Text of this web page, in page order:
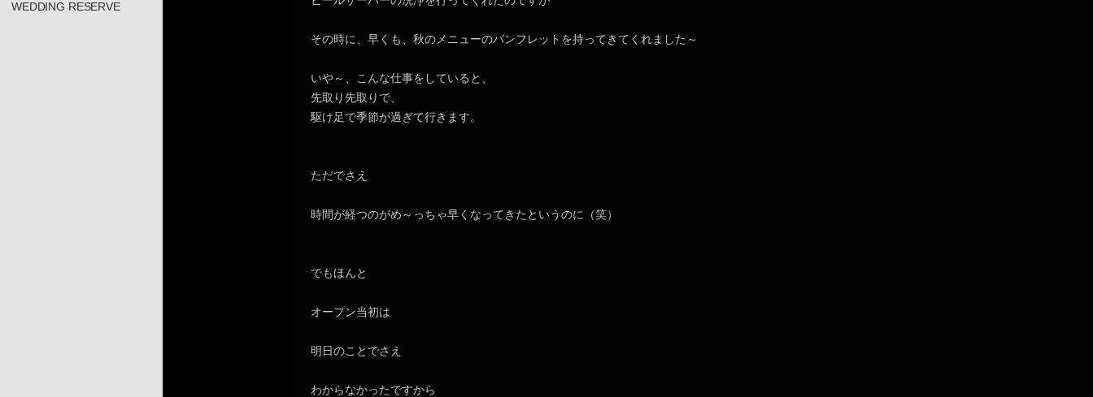
WEDDING RESERVE
その時に、早くも、秋のメニューのパンフレットを持ってきてくれました～
いや～、こんな仕事をしていると、
先取り先取りで、
駆け足で季節が過ぎて行きます。
ただでさえ
時間が経つのがめ～っちゃ早くなってきたというのに（笑）
でもほんと
オープン当初は
明日のことでさえ
わからなかったですから